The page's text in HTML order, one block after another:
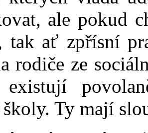
ale pokud
tak ať zpřísní
rodiče ze
školy. Ty mají